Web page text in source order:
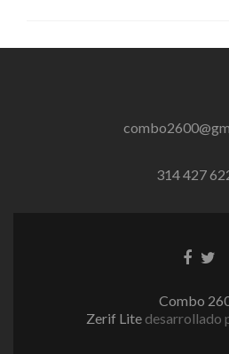
314 427
Enlace
Combo
Zerif Lite desarrollado